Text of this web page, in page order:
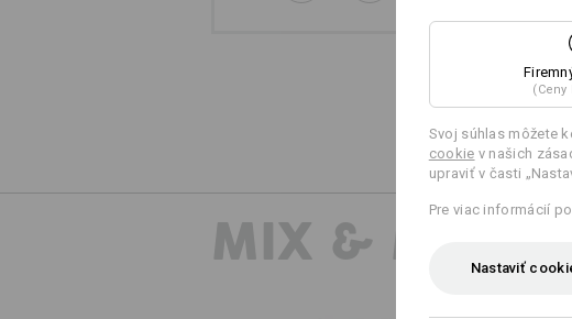
MIX & MATCH
(Ceny
Svoj súhlas môžete
cookie v našich
upraviť v časti
Pre viac informácií
Nastaviť